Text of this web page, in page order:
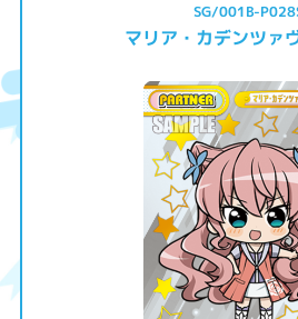
SG/001B-
マリア・カデンツァ